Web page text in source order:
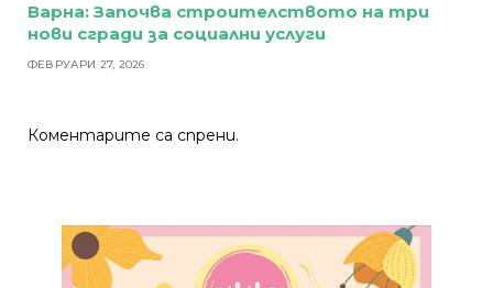
Варна: Започва строителството на три
нови сгради за социални услуги
ФЕВРУАРИ 27, 2026
Коментарите са спрени.